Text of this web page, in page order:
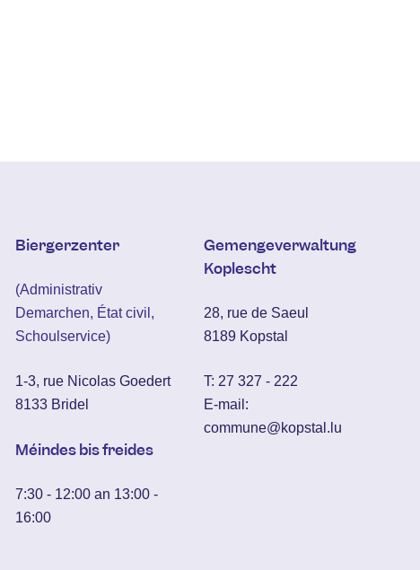
Biergerzenter
(Administrativ
Demarchen, État civil,
Schoulservice)
1-3, rue Nicolas Goedert
8133 Bridel
Méindes bis freides
7:30 - 12:00 an 13:00 -
16:00
Gemengeverwaltung
Koplescht
28, rue de Saeul
8189 Kopstal
T: 27 327 - 222
E-mail:
commune@kopstal.lu